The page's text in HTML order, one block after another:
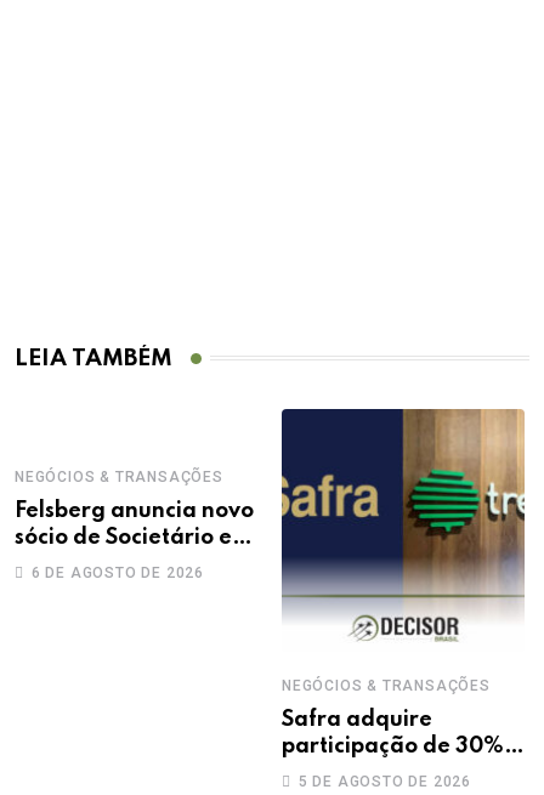
LEIA TAMBÉM
NEGÓCIOS & TRANSAÇÕES
Felsberg anuncia novo
sócio de Societário e
M&A
6 DE AGOSTO DE 2026
NEGÓCIOS & TRANSAÇÕES
Safra adquire
participação de 30%
na Treecorp
5 DE AGOSTO DE 2026